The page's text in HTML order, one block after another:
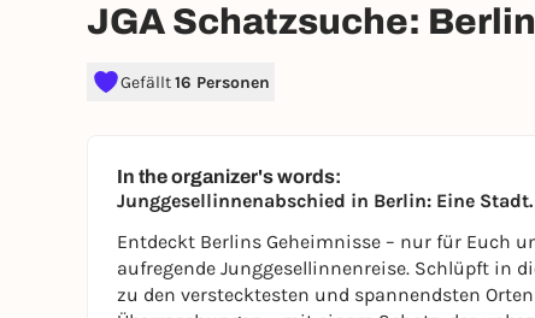
JGA Schatzsuche:
Gefällt16 Personen
In the organizer's words:
Junggesellinnenabschied in Berlin: Eine
Entdeckt Berlins Geheimnisse – nur für Euch
aufregende Junggesellinnenreise. Schlüpft in
zu den verstecktesten und spannendsten